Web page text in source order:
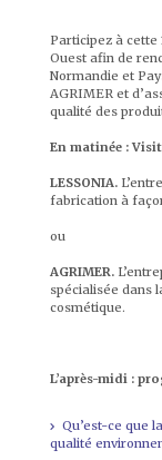
Participez à cette
Ouest afin de
Normandie et
AGRIMER et
qualité des
En matinée :
LESSONIA.
fabrication à
ou
AGRIMER.
spécialisée dans
cosmétique.
L’après-midi :
Qu’est-ce que
qualité